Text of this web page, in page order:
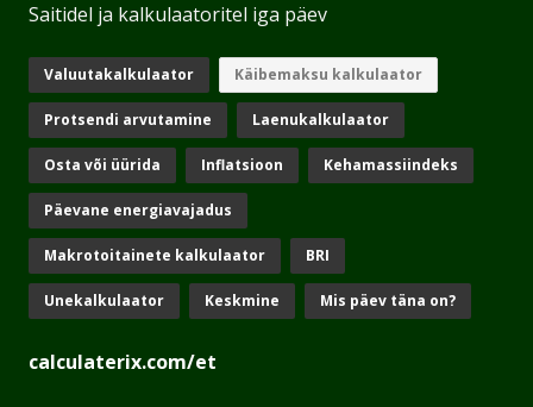
Saitidel ja kalkulaatoritel iga päev
Valuutakalkulaator Käibemaksu kalkulaator
Protsendi arvutamine Laenukalkulaator
Osta või üürida Inflatsioon Kehamassiindeks
Päevane energiavajadus
Makrotoitainete kalkulaator BRI
Unekalkulaator Keskmine Mis päev täna on?
calculaterix.com/et